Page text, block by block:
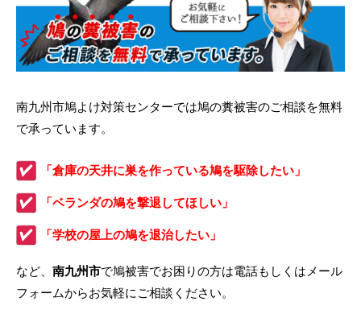
南九州市鳩よけ対策センターでは鳩の糞被害のご相談を無料
で承っています。
「倉庫の天井に巣を作っている鳩を駆除したい」
「ベランダの鳩を撃退してほしい」
「学校の屋上の鳩を退治したい」
など、 南九州市で鳩被害でお困りの方は電話もしくはメール
フォームからお気軽にご相談ください。